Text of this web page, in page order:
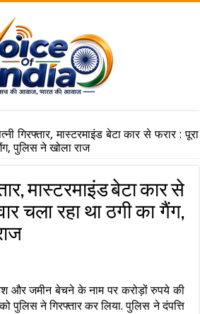
गिरफ्तार, मास्टरमाइंड बेटा कार से फरार : पूरा
पुलिस ने खोला राज
मास्टरमाइंड बेटा कार से
चला रहा था ठगी का गैंग,
और जमीन बेचने के नाम पर करोड़ों रुपये की
पुलिस ने गिरफ्तार कर लिया. पुलिस ने दंपत्ति